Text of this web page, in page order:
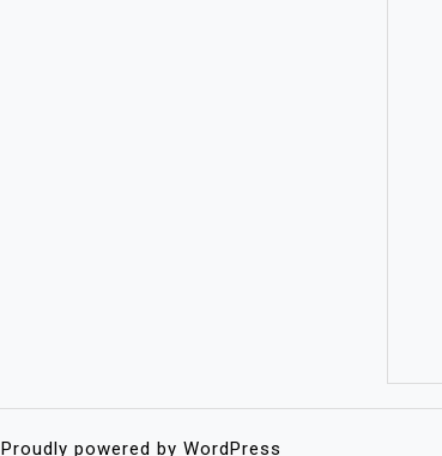
Proudly powered by WordPress